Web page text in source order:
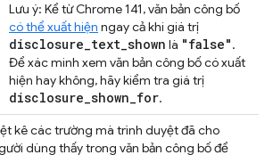
Lưu ý: Kể từ Chrome 141, văn bản công bố
có thể xuất hiện ngay cả khi giá trị
disclosure_text_shown là "false".
Để xác minh xem văn bản công bố có xuất
hiện hay không, hãy kiểm tra giá trị
disclosure_shown_for.
kê các trường mà trình duyệt đã cho
dùng thấy trong văn bản công bố để